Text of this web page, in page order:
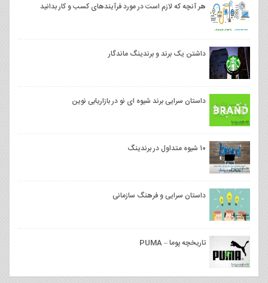
هر آنچه که لازم است در مورد فرآیندهای کسب و کار بدانید
داشتن یک برند و برندینگ ماندگار
داستان سرایی برند شیوه ای نو در بازاریابی نوین
۱۰ شیوه متداول در برندینگ
داستان سرایی و فرهنگ سازمانی
تاریخچه پوما – PUMA